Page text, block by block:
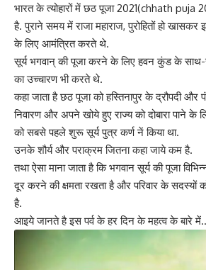
भारत के त्योहारों में छठ पूजा 2021(chhath puja
है. पुराने समय में राजा महाराज, पुरोहितों हो
के लिए आमंत्रित करते थे.
सूर्य भगवान् की पूजा करने के लिए हवन कुंड के
का उच्चारण भी करते थे.
कहा जाता है छठ पूजा को हस्तिनापुर के द्रौपदी
निवारण और अपने खोये हुए राज्य को दोबारा पाने के
को सबसे पहले शुरू सूर्य पुत्र कर्ण नें किया था.
उनके शौर्य और पराक्रम जितना कहा जाये कम है.
तथा ऐसा माना जाता है कि भगवान सूर्य की पूजा
दूर करने की क्षमता रखता है और परिवार के सदस्यों
है.
आइये जानते है इस पर्व के हर दिन के महत्व के बारे